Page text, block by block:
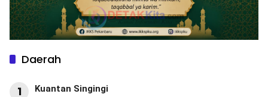
Daerah
1 Kuantan Singingi